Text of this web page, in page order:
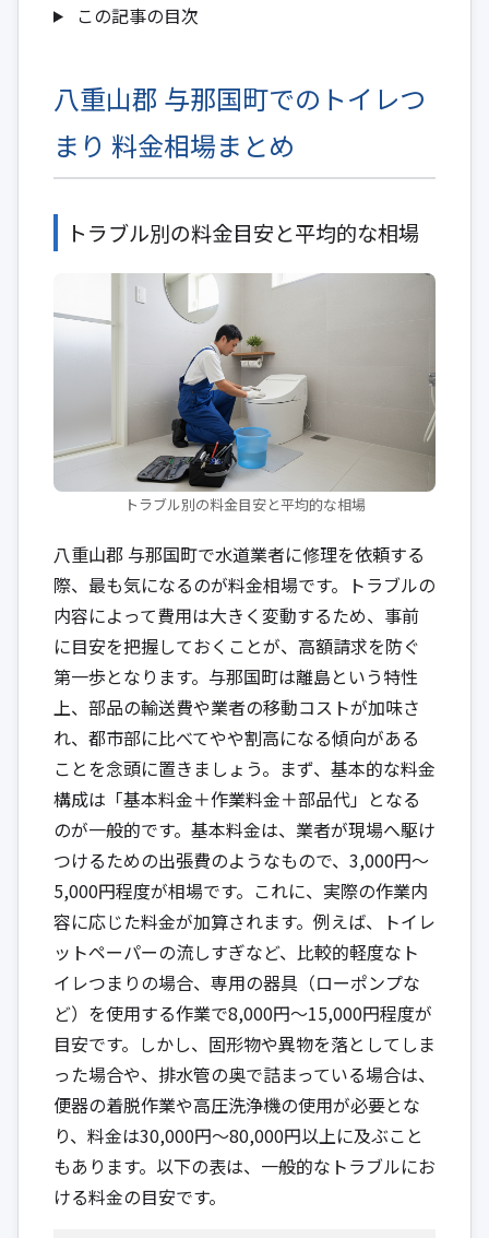
この記事の目次
八重山郡 与那国町でのトイレつ
まり 料金相場まとめ
トラブル別の料金目安と平均的な相場
トラブル別の料金目安と平均的な相場
八重山郡 与那国町で水道業者に修理を依頼する
際、最も気になるのが料金相場です。トラブルの
内容によって費用は大きく変動するため、事前
に目安を把握しておくことが、高額請求を防ぐ
第一歩となります。与那国町は離島という特性
上、部品の輸送費や業者の移動コストが加味さ
れ、都市部に比べてやや割高になる傾向がある
ことを念頭に置きましょう。まず、基本的な料金
構成は「基本料金＋作業料金＋部品代」となる
のが一般的です。基本料金は、業者が現場へ駆け
つけるための出張費のようなもので、3,000円〜
5,000円程度が相場です。これに、実際の作業内
容に応じた料金が加算されます。例えば、トイレ
ットペーパーの流しすぎなど、比較的軽度なト
イレつまりの場合、専用の器具（ローポンプな
ど）を使用する作業で8,000円〜15,000円程度が
目安です。しかし、固形物や異物を落としてしま
った場合や、排水管の奥で詰まっている場合は、
便器の着脱作業や高圧洗浄機の使用が必要とな
り、料金は30,000円〜80,000円以上に及ぶこと
もあります。以下の表は、一般的なトラブルにお
ける料金の目安です。